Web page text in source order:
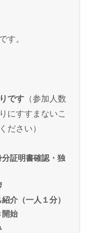
す。
です （参加人数
にすすまないこ
ださい）
証明書確認・独
介（一人１分）
始